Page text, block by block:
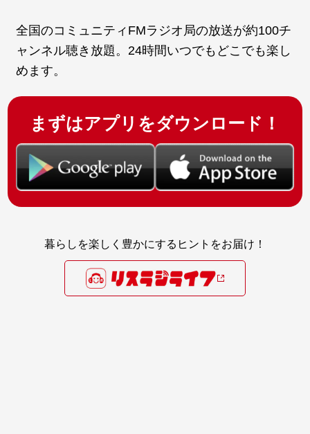
全国のコミュニティFMラジオ局の放送が約100チ
ャンネル聴き放題。24時間いつでもどこでも楽し
めます。
まずはアプリをダウンロード！
暮らしを楽しく豊かにするヒントをお届け！